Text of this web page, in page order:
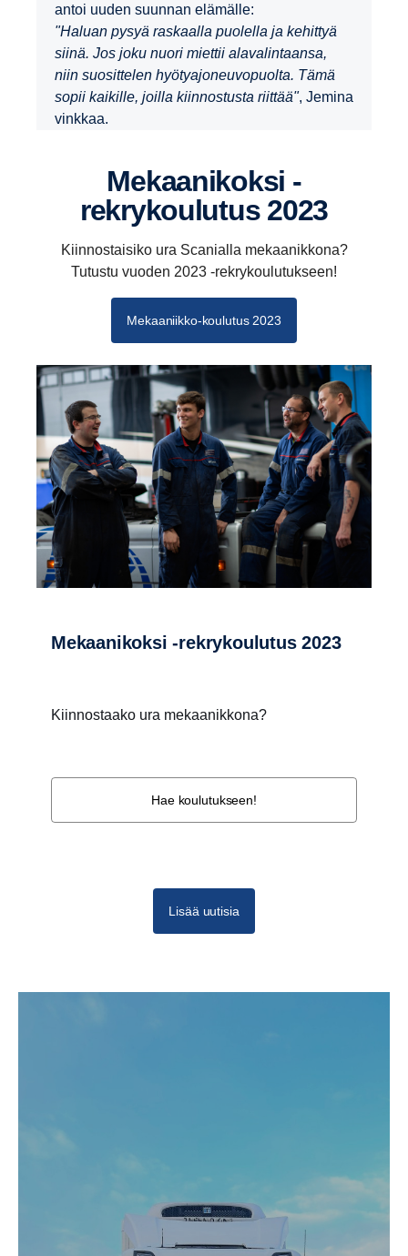
antoi uuden suunnan elämälle:
"Haluan pysyä raskaalla puolella ja kehittyä
siinä. Jos joku nuori miettii alavalintaansa,
niin suosittelen hyötyajoneuvopuolta. Tämä
sopii kaikille, joilla kiinnostusta riittää", Jemina
vinkkaa.
Mekaa­ni­koksi -​
rekrykoulutus 2023
Kiinnostaisiko ura Scanialla mekaanikkona?
Tutustu vuoden 2023 -rekrykoulutukseen!
Mekaaniikko-koulutus 2023
Mekaanikoksi -rekrykoulutus 2023
Kiinnostaako ura mekaanikkona?
Hae koulutukseen!
Lisää uutisia